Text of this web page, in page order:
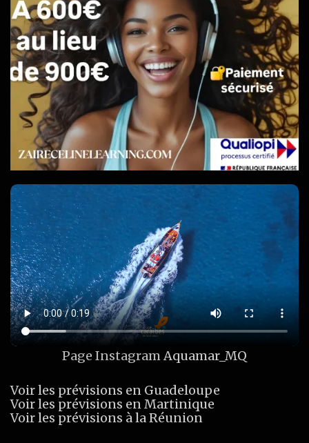
Page InstagramAquamar_MQ
Voir les prévisions en Guadeloupe
Voir les prévisions en Martinique
Voir les prévisions à la Réunion